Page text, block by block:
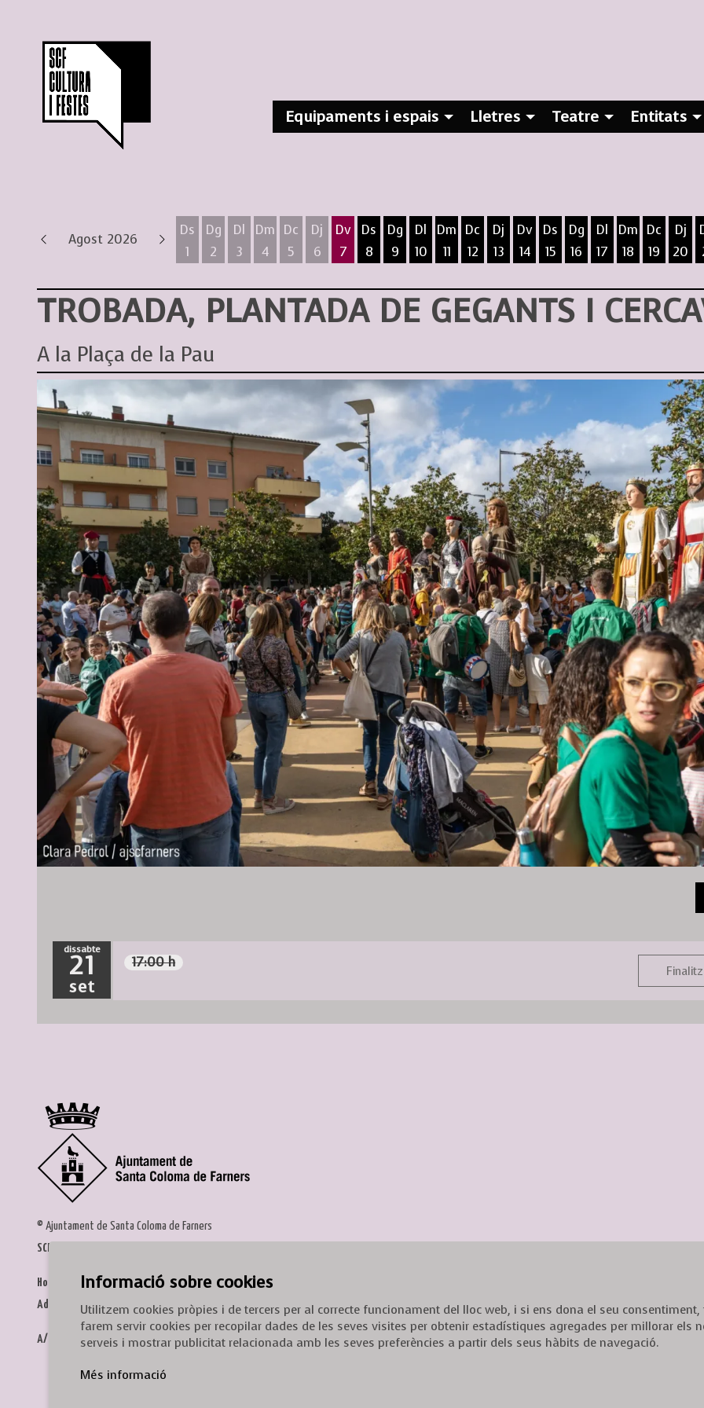
Equipaments i espais Lletres Teatre Entitats
Agost 2026
Ds
1
Dg
2
Dl
3
Dm
4
Dc
5
Dj
6
Dv
7
Ds
8
Dg
9
Dl
10
Dm
11
Dc
12
Dj
13
Dv
14
Ds
15
Dg
16
Dl
17
Dm
18
Dc
19
Dj
20
TROBADA, PLANTADA DE GEGANTS I
A la Plaça de la Pau
dissabte
21
set
17:00 h
© Ajuntament de Santa Coloma de Farners
SCF Cultura
Horari de la Casa de la Paraula: de dilluns a dissabte, de 9 a 13 h.
Adreça
: c. del Prat, 16, 17430 Santa Coloma de Farners
A/e: cultura@scf.cat
Informació sobre cookies
Utilitzem cookies pròpies i de tercers per al correcte funcionament del lloc web, i si ens dona el seu
farem servir cookies per recopilar dades de les seves visites per obtenir estadístiques agregades per millorar els
serveis i mostrar publicitat relacionada amb les seves preferències a partir dels seus hàbits de navegació.
Més informació